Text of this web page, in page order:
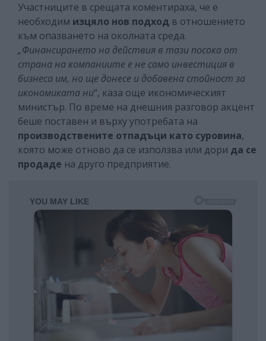
Участниците в срещата коментираха, че е
необходим изцяло нов подход в отношението
към опазването на околната среда.
„Финансирането на действия в тази посока от
страна на компаниите е не само инвестиция в
бизнеса им, но ще донесе и добавена стойност за
икономиката ни“, каза още икономическият
министър. По време на днешния разговор акцент
беше поставен и върху употребата на
производствените отпадъци като суровина,
която може отново да се използва или дори да се
продаде на друго предприятие.